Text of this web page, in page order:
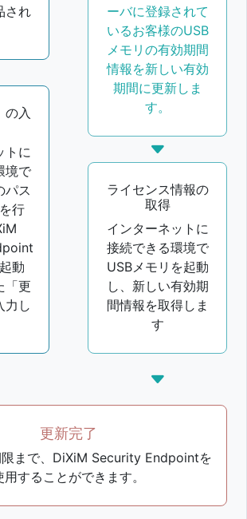
され
の入
トに
境で
パス
行
動
「更
力し
ーバに登録されて
いるお客様のUSB
メモリの有効期間
情報を新しい有効
期間に更新しま
す。
ライセンス情報の
取得
インターネットに
接続できる環境で
USBメモリを起動
し、新しい有効期
間情報を取得しま
す
更新完了
限まで、DiXiM Security Endpointを
用することができます。